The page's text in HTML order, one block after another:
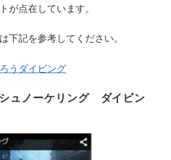
が点在しています。
下記を参考してください。
うダイビング
ノーケリング ダイビン